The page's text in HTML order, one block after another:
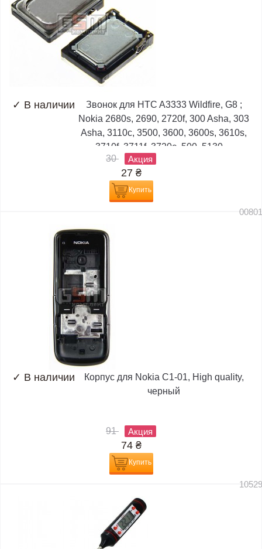
✓ В наличии
Звонок для HTC A3333 Wildfire, G8 ;
Nokia 2680s, 2690, 2720f, 300 Asha, 303
Asha, 3110c, 3500, 3600, 3600s, 3610s,
3710f, 3711f, 3720c, 500, 5130,...
30
Акция
27 ₴
Купить
✓ В наличии
Корпус для Nokia C1-01, High quality,
черный
91 Акция
74 ₴
Купить